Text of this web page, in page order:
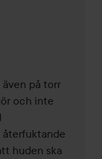
även på torr
och inte
återfuktande
huden ska